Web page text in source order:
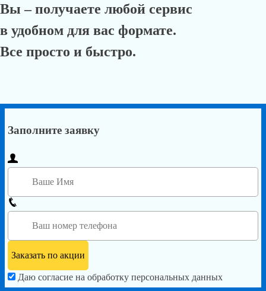
Вы – получаете любой сервис
в удобном для вас формате.
Все просто и быстро.
Заполните заявку
Даю согласие на обработку персональных данных